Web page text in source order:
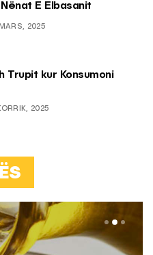
E Elbasanit
2025
Trupit kur Konsumoni
2025